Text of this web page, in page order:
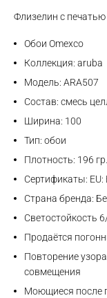
Флизелин с печатью
Обои Omexco
Коллекция: aruba
Модель: ARA507
Состав: смесь
Ширина: 100
Тип: обои
Плотность: 196
Сертификаты: EU:
Страна бренда:
Светостойкость
Продаётся
Повторение
совмещения
Моющиеся после